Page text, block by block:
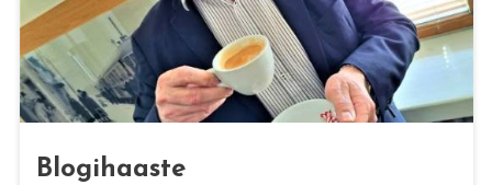
Blo­gi­haas­te